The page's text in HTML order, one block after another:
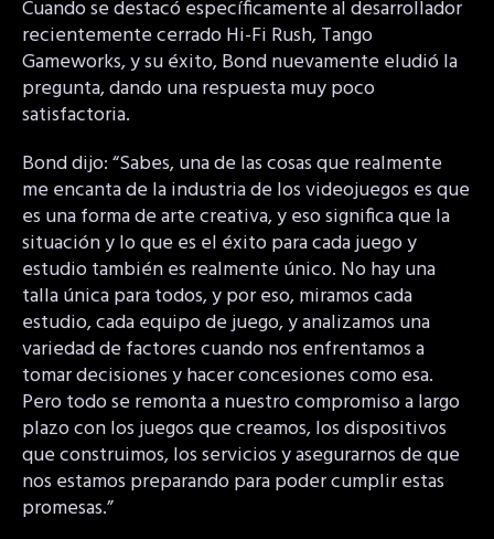
Cuando se destacó específicamente al desarrollador
recientemente cerrado Hi-Fi Rush, Tango
Gameworks, y su éxito, Bond nuevamente eludió la
pregunta, dando una respuesta muy poco
satisfactoria.
Bond dijo: “Sabes, una de las cosas que realmente
me encanta de la industria de los videojuegos es que
es una forma de arte creativa, y eso significa que la
situación y lo que es el éxito para cada juego y
estudio también es realmente único. No hay una
talla única para todos, y por eso, miramos cada
estudio, cada equipo de juego, y analizamos una
variedad de factores cuando nos enfrentamos a
tomar decisiones y hacer concesiones como esa.
Pero todo se remonta a nuestro compromiso a largo
plazo con los juegos que creamos, los dispositivos
que construimos, los servicios y asegurarnos de que
nos estamos preparando para poder cumplir estas
promesas.”